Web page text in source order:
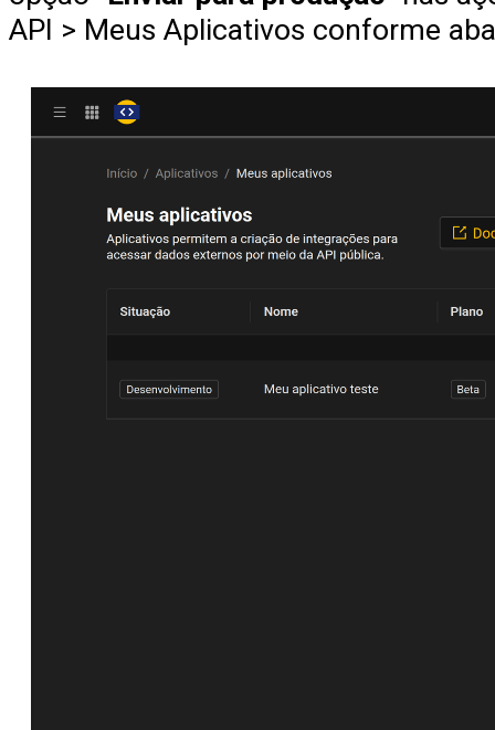
API > Meus Aplicativos conforme